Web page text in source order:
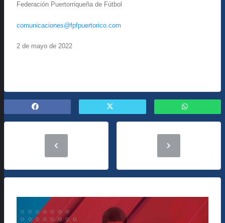
Federación Puertorriqueña de Fútbol
comunicaciones@fpfpuertorico.com
2 de mayo de 2022